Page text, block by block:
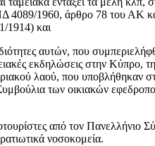
4089/1960, άρθρο 78 του ΑΚ και
1914) και
αυτών, που
εκδηλώσεις στην Κύπρο,
λαού, που υποβλήθηκαν
των οικιακών
από τον Πανελλήνιο
νοσοκομεία.